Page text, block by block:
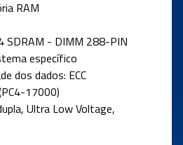
RAM
SDRAM - DIMM 288-PIN
específico
dos dados: ECC
17000)
Ultra Low Voltage,